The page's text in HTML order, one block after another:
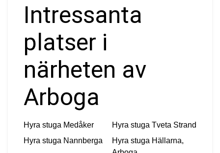
Intressanta
platser i
närheten av
Arboga
Hyra stuga Medåker Hyra stuga Tveta Strand
Hyra stuga Nannberga Hyra stuga Hällarna,